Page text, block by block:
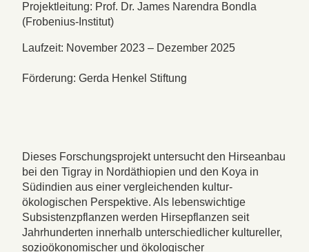
Projektleitung: Prof. Dr. James Narendra Bondla
(Frobenius-Institut)
Laufzeit: November 2023 – Dezember 2025
Förderung: Gerda Henkel Stiftung
Dieses Forschungsprojekt untersucht den Hirseanbau
bei den Tigray in Nordäthiopien und den Koya in
Südindien aus einer vergleichenden kultur-
ökologischen Perspektive. Als lebenswichtige
Subsistenzpflanzen werden Hirsepflanzen seit
Jahrhunderten innerhalb unterschiedlicher kultureller,
sozioökonomischer und ökologischer